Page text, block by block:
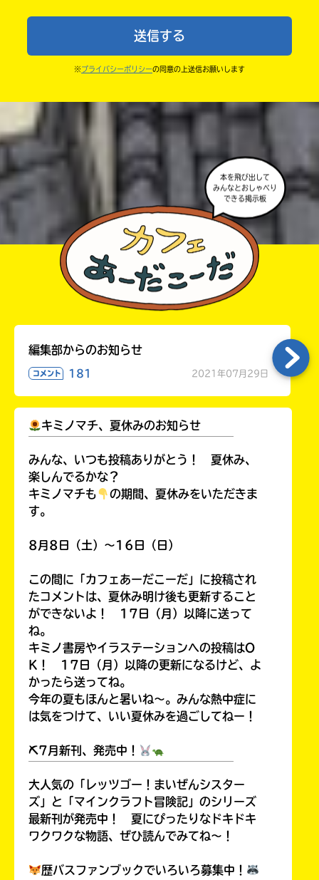
中学1年
高校生以上
ならないよう気をつけてね。
・キャンペーン開催中は、投稿した後の画面にバナー
・ポプラ社の宣伝物で紹介させてもらうことがある
・かき終えたら、人を傷つけていたり、個人情報をか
きこんでいたり、字がまちがっていたりしないか、読
みなおしてみてね。
送信する
※ プライバシーポリシーの同意の上送信お願いします
本を飛び出して
みんなとおしゃべり
できる掲示板
編集部からのお知らせ
コメント 181 2021年07月29日
キミノマチ、夏休みのお知らせ
みんな、いつも投稿ありがとう！ 夏休み、
楽しんでるかな？
キミノマチも
の期間、夏休みをいただきま
す。
8月8日（土）～16日（日）
この間に「カフェあーだこーだ」に投稿され
たコメントは、夏休み明け後も更新すること
ができないよ！ 17日（月）以降に送って
ね。
キミノ書房やイラステーションへの投稿はO
K！ 17日（月）以降の更新になるけど、よ
かったら送ってね。
今年の夏もほんと暑いね～。みんな熱中症に
は気をつけて、いい夏休みを過ごしてねー！
⛏7月新刊、発売中！
大人気の「レッツゴー！まいぜんシスター
ズ」と「マインクラフト冒険記」のシリーズ
最新刊が発売中！ 夏にぴったりなドキドキ
ワクワクな物語、ぜひ読んでみてね～！
歴バスファンブックでいろいろ募集中！